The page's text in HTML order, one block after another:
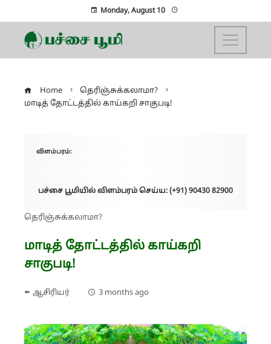
Monday, August 10
Home
தெரிஞ்சுக்கலாமா?
மாடித் தோட்டத்தில் காய்கறி சாகுபடி!
விளம்பரம்:
பச்சை பூமியில் விளம்பரம் செய்ய: (+91) 90430 82900
தெரிஞ்சுக்கலாமா?
மாடித் தோட்டத்தில் காய்கறி
சாகுபடி!
✒ ஆசிரியர் 3 months ago